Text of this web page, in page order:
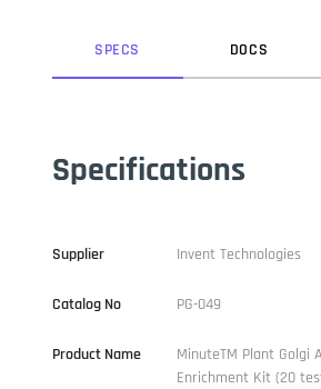
SPECS DOCS
Specifications
Supplier Invent Technologies
Catalog No PG-049
Product Name
MinuteTM Plant Golgi
Enrichment Kit (20